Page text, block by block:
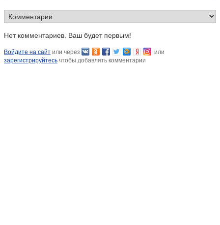
Нет комментариев. Ваш будет первым!
Войдите на сайт или через
или
зарегистрируйтесь чтобы добавлять комментарии